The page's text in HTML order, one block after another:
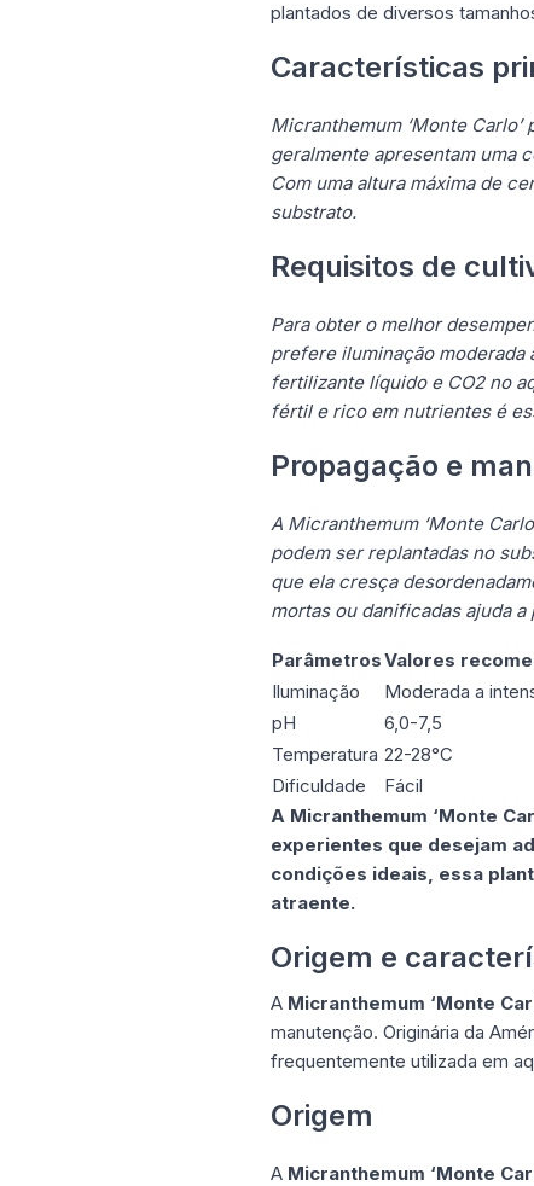
plantados de diversos
Características
Micranthemum ‘Monte
geralmente apresentam uma
Com uma altura máxima de
substrato.
Requisitos de
Para obter o melhor
prefere iluminação moderada
fertilizante líquido e CO2 no
fértil e rico em nutrientes é
Propagação e
A Micranthemum ‘Monte
podem ser replantadas no
que ela cresça
mortas ou danificadas ajuda
ParâmetrosValores
Iluminação
Moderada a
pH
6,0-7,5
Temperatura 22-28°C
Dificuldade
Fácil
A Micranthemum ‘Monte
experientes que desejam
condições ideais, essa
atraente.
Origem e
A Micranthemum ‘Monte
manutenção. Originária da
frequentemente utilizada em
Origem
A Micranthemum ‘Monte